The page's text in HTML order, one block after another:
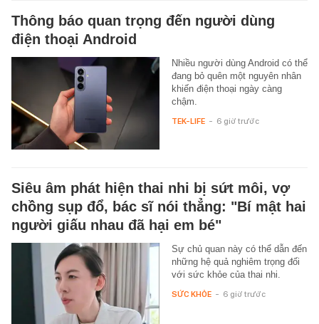
Thông báo quan trọng đến người dùng
điện thoại Android
Nhiều người dùng Android có thể
đang bỏ quên một nguyên nhân
khiến điện thoại ngày càng
chậm.
TEK-LIFE - 6 giờ trước
Siêu âm phát hiện thai nhi bị sứt môi, vợ
chồng sụp đổ, bác sĩ nói thẳng: "Bí mật hai
người giấu nhau đã hại em bé"
Sự chủ quan này có thể dẫn đến
những hệ quả nghiêm trọng đối
với sức khỏe của thai nhi.
SỨC KHỎE - 6 giờ trước